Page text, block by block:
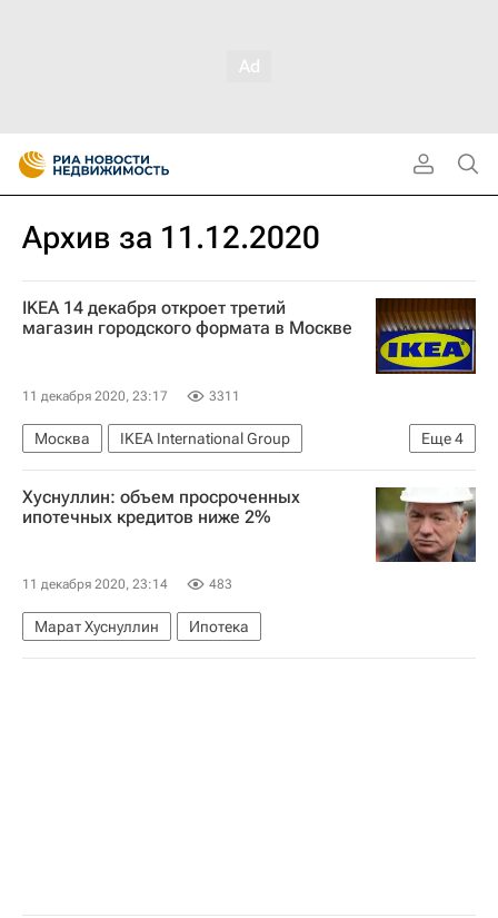
Архив за 11.12.2020
IKEA 14 декабря откроет третий
магазин городского формата в Москве
11 декабря 2020, 23:17 3311
Еще4
Москва
IKEA International Group
Коммерческая недвижимость
Торговые центры
Магазин ИКЕА
Хуснуллин: объем просроченных
ипотечных кредитов ниже 2%
11 декабря 2020, 23:14 483
Марат Хуснуллин Ипотека